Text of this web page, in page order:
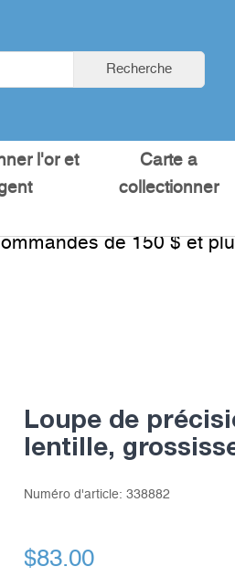
Recherche
l'or et
Carte a
collectionner
de 150 $ et
Loupe de
lentille,
Numéro d'article: 338882
$83.00